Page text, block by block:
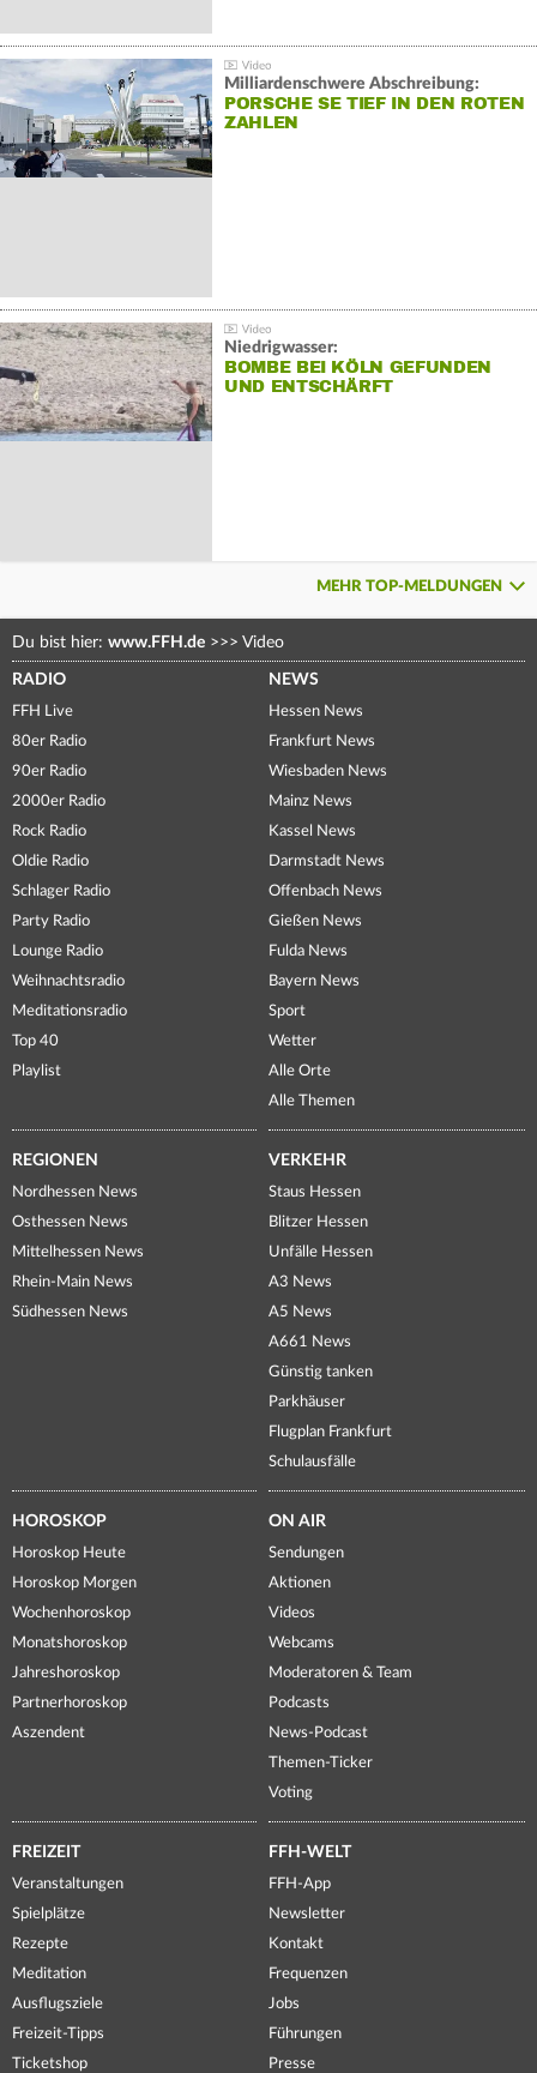
Milliardenschwere Abschreibung:
PORSCHE SE TIEF IN DEN ROTEN
ZAHLEN
Niedrigwasser:
BOMBE BEI KÖLN GEFUNDEN
UND ENTSCHÄRFT
MEHR TOP-MELDUNGEN
Du bist hier: www.FFH.de >>> Video
RADIO
FFH Live
80er Radio
90er Radio
2000er Radio
Rock Radio
Oldie Radio
Schlager Radio
Party Radio
Lounge Radio
Weihnachtsradio
Meditationsradio
Top 40
Playlist
NEWS
Hessen News
Frankfurt News
Wiesbaden News
Mainz News
Kassel News
Darmstadt News
Offenbach News
Gießen News
Fulda News
Bayern News
Sport
Wetter
Alle Orte
Alle Themen
REGIONEN
Nordhessen News
Osthessen News
Mittelhessen News
Rhein-Main News
Südhessen News
VERKEHR
Staus Hessen
Blitzer Hessen
Unfälle Hessen
A3 News
A5 News
A661 News
Günstig tanken
Parkhäuser
Flugplan Frankfurt
Schulausfälle
HOROSKOP
Horoskop Heute
Horoskop Morgen
Wochenhoroskop
Monatshoroskop
Jahreshoroskop
Partnerhoroskop
Aszendent
ON AIR
Sendungen
Aktionen
Videos
Webcams
Moderatoren & Team
Podcasts
News-Podcast
Themen-Ticker
Voting
FREIZEIT
Veranstaltungen
Spielplätze
Rezepte
Meditation
Ausflugsziele
Freizeit-Tipps
Ticketshop
FFH-WELT
FFH-App
Newsletter
Kontakt
Frequenzen
Jobs
Führungen
Presse